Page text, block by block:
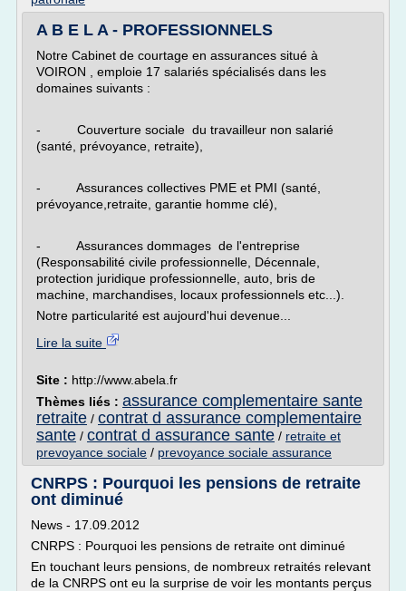
A B E L A - PROFESSIONNELS
Notre Cabinet de courtage en assurances situé à
VOIRON , emploie 17 salariés spécialisés dans les
domaines suivants :
- Couverture sociale du travailleur non salarié
(santé, prévoyance, retraite),
- Assurances collectives PME et PMI (santé,
prévoyance,retraite, garantie homme clé),
- Assurances dommages de l'entreprise
(Responsabilité civile professionnelle, Décennale,
protection juridique professionnelle, auto, bris de
machine, marchandises, locaux professionnels etc...).
Notre particularité est aujourd'hui devenue...
Lire la suite
Site : http://www.abela.fr
Thèmes liés : assurance complementaire sante
retraite / contrat d assurance complementaire
sante / contrat d assurance sante / retraite et
prevoyance sociale / prevoyance sociale assurance
CNRPS : Pourquoi les pensions de retraite
ont diminué
News - 17.09.2012
CNRPS : Pourquoi les pensions de retraite ont diminué
En touchant leurs pensions, de nombreux retraités relevant
de la CNRPS ont eu la surprise de voir les montants perçus